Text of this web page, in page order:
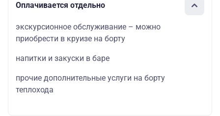
Оплачивается отдельно
экскурсионное обслуживание – можно
приобрести в круизе на борту
напитки и закуски в баре
прочие дополнительные услуги на борту
теплохода